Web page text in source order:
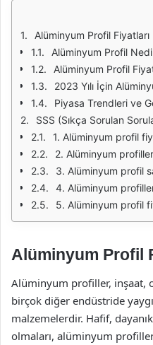
Alüminyum Profil Fiyatları
Alüminyum Profil
Alüminyum Profil
2023 Yılı İçin
Piyasa Trendleri ve
SSS (Sıkça Sorulan
1. Alüminyum profil fiyatları
2. Alüminyum
3. Alüminyum profil
4. Alüminyum
5. Alüminyum profil
Alüminyum Profil
Alüminyum profiller, inşaat,
birçok diğer endüstride
malzemelerdir. Hafif,
olmaları, alüminyum